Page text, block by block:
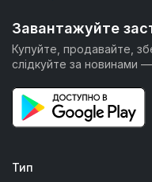
Завантажуйте
Купуйте, продавайте,
слідкуйте за новинами
Тип